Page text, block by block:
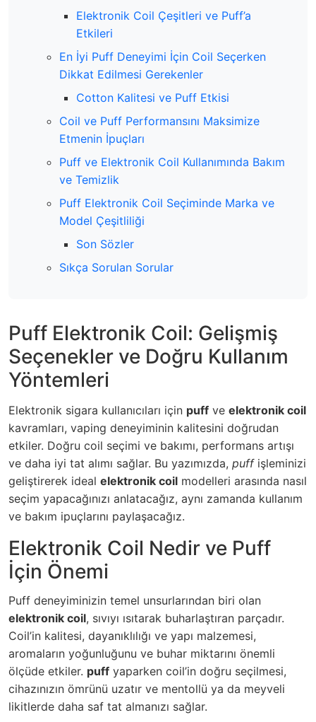
Elektronik Coil Çeşitleri ve Puff’a
Etkileri
En İyi Puff Deneyimi İçin Coil Seçerken
Dikkat Edilmesi Gerekenler
Cotton Kalitesi ve Puff Etkisi
Coil ve Puff Performansını Maksimize
Etmenin İpuçları
Puff ve Elektronik Coil Kullanımında Bakım
ve Temizlik
Puff Elektronik Coil Seçiminde Marka ve
Model Çeşitliliği
Son Sözler
Sıkça Sorulan Sorular
Puff Elektronik Coil: Gelişmiş
Seçenekler ve Doğru Kullanım
Yöntemleri
Elektronik sigara kullanıcıları için puff ve elektronik coil
kavramları, vaping deneyiminin kalitesini doğrudan
etkiler. Doğru coil seçimi ve bakımı, performans artışı
ve daha iyi tat alımı sağlar. Bu yazımızda, puffişleminizi
geliştirerek ideal elektronik coil modelleri arasında nasıl
seçim yapacağınızı anlatacağız, aynı zamanda kullanım
ve bakım ipuçlarını paylaşacağız.
Elektronik Coil Nedir ve Puff
İçin Önemi
Puff deneyiminizin temel unsurlarından biri olan
elektronik coil, sıvıyı ısıtarak buharlaştıran parçadır.
Coil’in kalitesi, dayanıklılığı ve yapı malzemesi,
aromaların yoğunluğunu ve buhar miktarını önemli
ölçüde etkiler. puff yaparken coil’in doğru seçilmesi,
cihazınızın ömrünü uzatır ve mentollü ya da meyveli
likitlerde daha saf tat almanızı sağlar.